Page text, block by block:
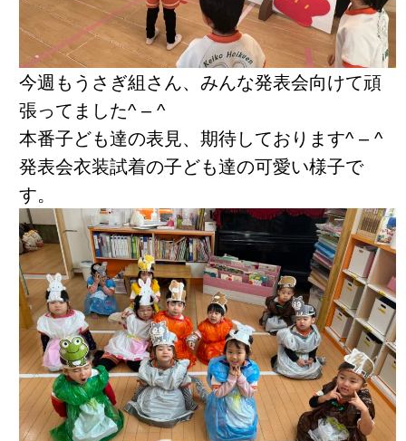
今週もうさぎ組さん、みんな発表会向けて頑
張ってました^ – ^
本番子ども達の表見、期待しております^ – ^
発表会衣装試着の子ども達の可愛い様子で
す。